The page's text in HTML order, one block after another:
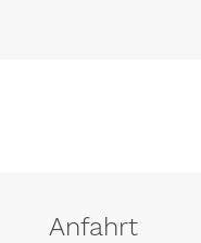
Anfahrt